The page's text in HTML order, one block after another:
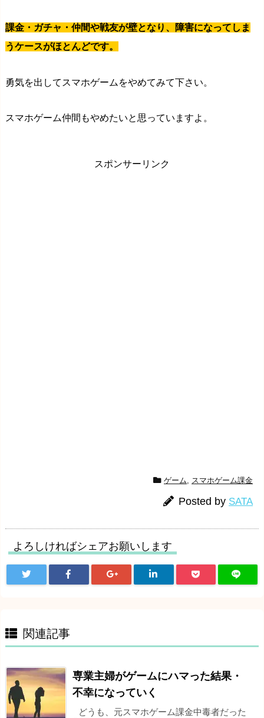
課金・ガチャ・仲間や戦友が壁となり、障害になってしま
うケースがほとんどです。
勇気を出してスマホゲームをやめてみて下さい。
スマホゲーム仲間もやめたいと思っていますよ。
スポンサーリンク
ゲーム, スマホゲーム課金
Posted by SATA
よろしければシェアお願いします
関連記事
専業主婦がゲームにハマった結果・
不幸になっていく
どうも、元スマホゲーム課金中毒者だった